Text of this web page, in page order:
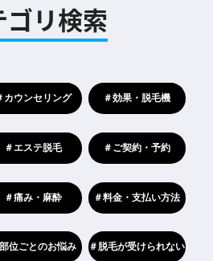
ゴリ検索
カウンセリング ＃効果・脱毛機
＃エステ脱毛 ＃ご契約・予約
＃痛み・麻酔 ＃料金・支払い方法
位ごとのお悩み ＃脱毛が受けられない